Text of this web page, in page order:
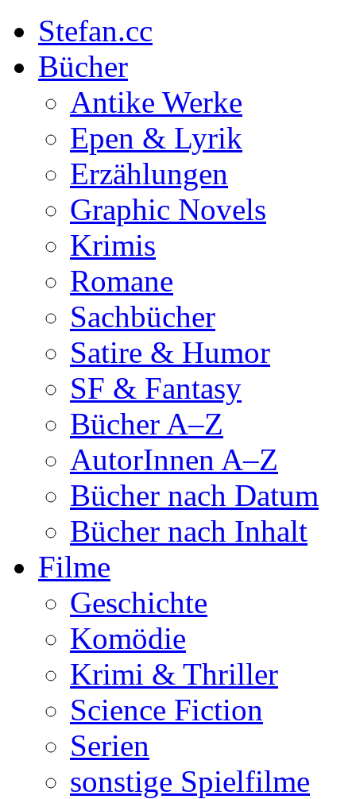
Stefan.cc
Bücher
Antike Werke
Epen & Lyrik
Erzählungen
Graphic Novels
Krimis
Romane
Sachbücher
Satire & Humor
SF & Fantasy
Bücher A–Z
AutorInnen A–Z
Bücher nach Datum
Bücher nach Inhalt
Filme
Geschichte
Komödie
Krimi & Thriller
Science Fiction
Serien
sonstige Spielfilme